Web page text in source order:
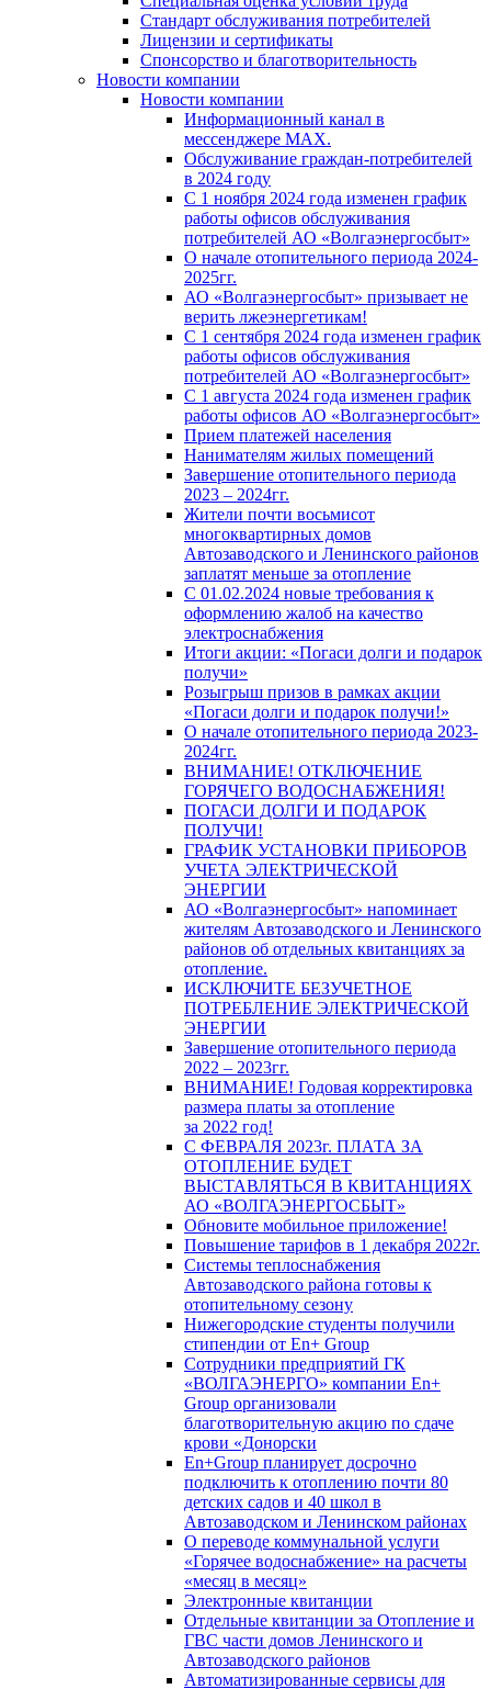
Стандарт обслуживания потребителей
Лицензии и сертификаты
Спонсорство и благотворительность
Новости компании
Новости компании
Информационный канал в
мессенджере MAX.
Обслуживание граждан-потребителей
в 2024 году
С 1 ноября 2024 года изменен график
работы офисов обслуживания
потребителей АО «Волгаэнергосбыт»
О начале отопительного периода 2024-
2025гг.
АО «Волгаэнергосбыт» призывает не
верить лжеэнергетикам!
С 1 сентября 2024 года изменен график
работы офисов обслуживания
потребителей АО «Волгаэнергосбыт»
С 1 августа 2024 года изменен график
работы офисов АО «Волгаэнергосбыт»
Прием платежей населения
Нанимателям жилых помещений
Завершение отопительного периода
2023 – 2024гг.
Жители почти восьмисот
многоквартирных домов
Автозаводского и Ленинского районов
заплатят меньше за отопление
С 01.02.2024 новые требования к
оформлению жалоб на качество
электроснабжения
Итоги акции: «Погаси долги и подарок
получи»
Розыгрыш призов в рамках акции
«Погаси долги и подарок получи!»
О начале отопительного периода 2023-
2024гг.
ВНИМАНИЕ! ОТКЛЮЧЕНИЕ
ГОРЯЧЕГО ВОДОСНАБЖЕНИЯ!
ПОГАСИ ДОЛГИ И ПОДАРОК
ПОЛУЧИ!
ГРАФИК УСТАНОВКИ ПРИБОРОВ
УЧЕТА ЭЛЕКТРИЧЕСКОЙ
ЭНЕРГИИ
АО «Волгаэнергосбыт» напоминает
жителям Автозаводского и Ленинского
районов об отдельных квитанциях за
отопление.
ИСКЛЮЧИТЕ БЕЗУЧЕТНОЕ
ПОТРЕБЛЕНИЕ ЭЛЕКТРИЧЕСКОЙ
ЭНЕРГИИ
Завершение отопительного периода
2022 – 2023гг.
ВНИМАНИЕ! Годовая корректировка
размера платы за отопление
за 2022 год!
С ФЕВРАЛЯ 2023г. ПЛАТА ЗА
ОТОПЛЕНИЕ БУДЕТ
ВЫСТАВЛЯТЬСЯ В КВИТАНЦИЯХ
АО «ВОЛГАЭНЕРГОСБЫТ»
Обновите мобильное приложение!
Повышение тарифов в 1 декабря 2022г.
Системы теплоснабжения
Автозаводского района готовы к
отопительному сезону
Нижегородские студенты получили
стипендии от En+ Group
Сотрудники предприятий ГК
«ВОЛГАЭНЕРГО» компании En+
Group организовали
благотворительную акцию по сдаче
крови «Донорски
En+Group планирует досрочно
подключить к отоплению почти 80
детских садов и 40 школ в
Автозаводском и Ленинском районах
О переводе коммунальной услуги
«Горячее водоснабжение» на расчеты
«месяц в месяц»
Электронные квитанции
Отдельные квитанции за Отопление и
ГВС части домов Ленинского и
Автозаводского районов
Автоматизированные сервисы для